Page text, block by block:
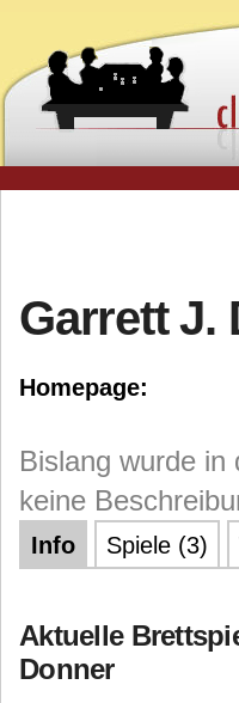
Garrett J.
Homepage:
Bislang wurde in
keine
Info Spiele (3)
Aktuelle
Donner